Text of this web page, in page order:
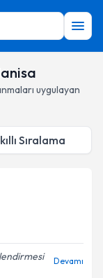
uygulayan
Sıralama
Devamı